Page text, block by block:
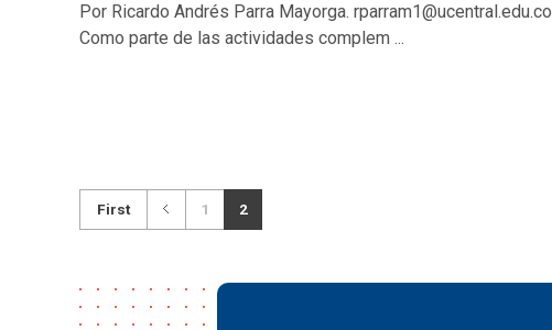
Por Ricardo Andrés Parra Mayorga. rparram1@ucentral.edu.co
Como parte de las actividades complem ...
First 1 2